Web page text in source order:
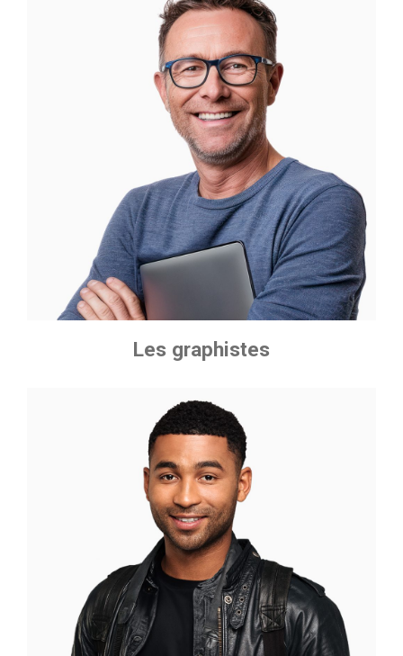
Les graphistes